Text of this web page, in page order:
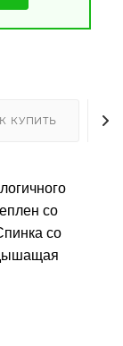
КУПИТЬ
со
со